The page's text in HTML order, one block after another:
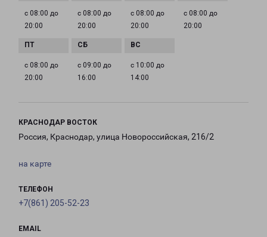
с 08:00 до
20:00
с 08:00 до
20:00
с 08:00 до
20:00
с 08:00 до
20:00
с 08:00 до
20:00
с 09:00 до
16:00
с 10:00 до
14:00
КРАСНОДАР ВОСТОК
Россия, Краснодар, улица Новороссийская, 216/2
на карте
ТЕЛЕФОН
+7(861) 205-52-23
EMAIL